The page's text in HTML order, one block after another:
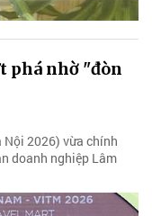
phá nhờ "đòn
Nội 2026) vừa chính
doanh nghiệp Lâm